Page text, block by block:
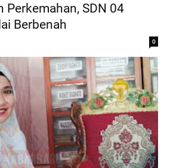
Perkemahan, SDN 04
Berbenah
0